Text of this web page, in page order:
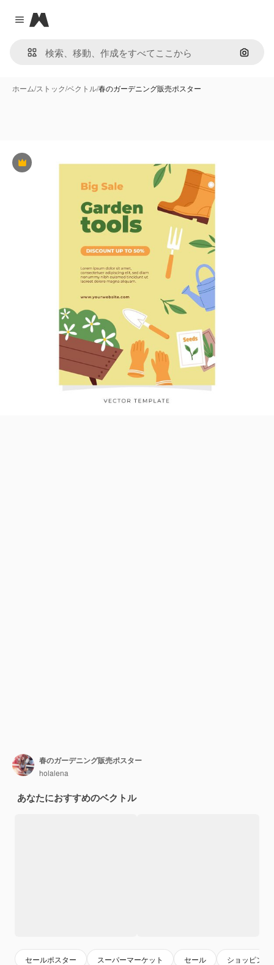
Close menu
Magnific
画像で
ホーム/ストック/ベクトル/春のガーデニング販売ポスター
Premium
春のガーデニング販売ポスター
holalena
あなたにおすすめのベクトル
セールポスター スーパーマーケット セール ショッピング